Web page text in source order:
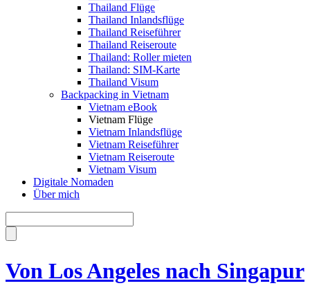
Thailand Flüge
Thailand Inlandsflüge
Thailand Reiseführer
Thailand Reiseroute
Thailand: Roller mieten
Thailand: SIM-Karte
Thailand Visum
Backpacking in Vietnam
Vietnam eBook
Vietnam Flüge
Vietnam Inlandsflüge
Vietnam Reiseführer
Vietnam Reiseroute
Vietnam Visum
Digitale Nomaden
Über mich
Von Los Angeles nach Singapur